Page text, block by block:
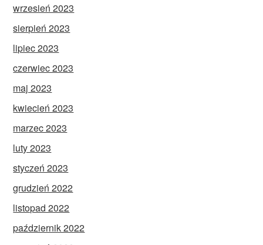
wrzesień 2023
sierpień 2023
lipiec 2023
czerwiec 2023
maj 2023
kwiecień 2023
marzec 2023
luty 2023
styczeń 2023
grudzień 2022
listopad 2022
październik 2022